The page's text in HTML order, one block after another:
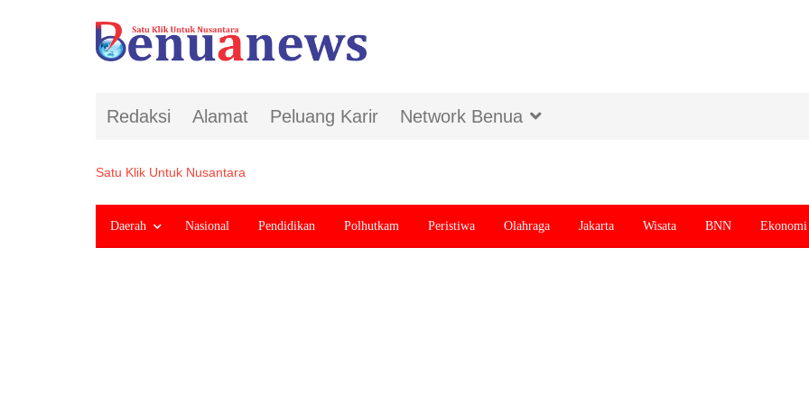
Redaksi Alamat Peluang Karir Network Benua
Satu Klik Untuk Nusantara
Daerah Nasional Pendidikan Polhutkam Peristiwa Olahraga Jakarta Wisata BNN Ekonomi